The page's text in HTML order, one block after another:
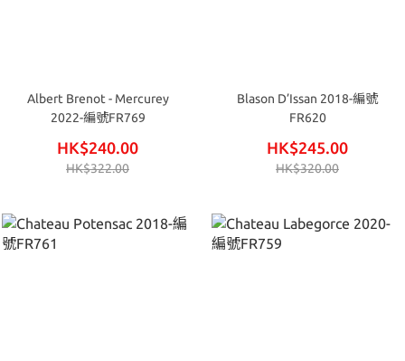
Albert Brenot - Mercurey
2022-編號FR769
HK$240.00
HK$322.00
Blason D’Issan 2018-編號
FR620
HK$245.00
HK$320.00